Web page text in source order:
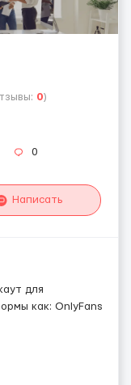
0)
0
Написать
для
как: OnlyFans